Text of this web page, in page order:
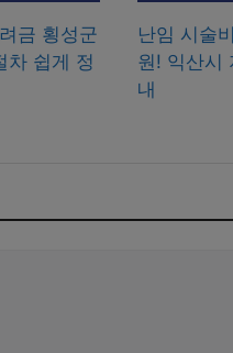
금 횡성군
차 쉽게 정
난임 시술
원! 익산시
내